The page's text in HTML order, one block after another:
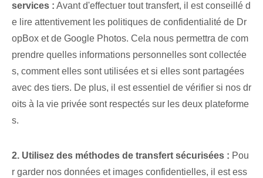
services : Avant d'effectuer tout transfert, il est conseillé d
e lire attentivement les politiques de confidentialité de Dr
opBox et de Google Photos. Cela nous permettra de com
prendre quelles informations personnelles sont collectée
s, comment elles sont utilisées et si elles sont partagées
avec des tiers. De plus,⁢ il est essentiel de vérifier si nos dr
oits à la vie privée sont respectés‌ sur les deux plateforme
s.
2. Utilisez des méthodes de transfert sécurisées : Pou
r garder nos données⁤ et images confidentielles, il est ess